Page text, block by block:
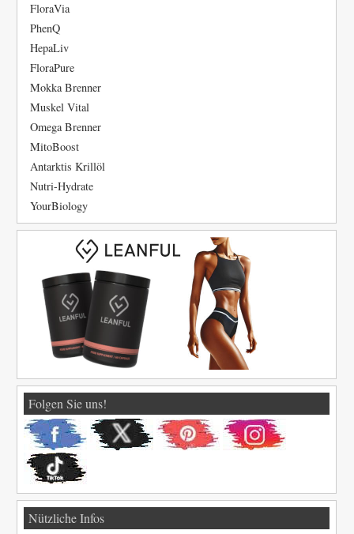
FloraVia
PhenQ
HepaLiv
FloraPure
Mokka Brenner
Muskel Vital
Omega Brenner
MitoBoost
Antarktis Krillöl
Nutri-Hydrate
YourBiology
Folgen Sie uns!
Nützliche Infos